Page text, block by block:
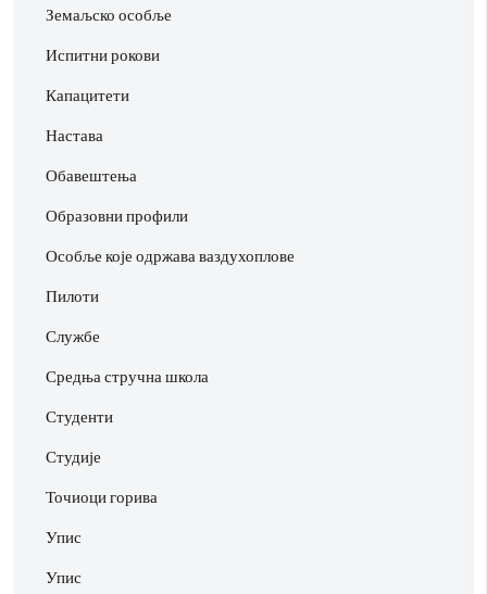
Земаљско особље
Испитни рокови
Капацитети
Настава
Обавештења
Образовни профили
Особље које одржава ваздухоплове
Пилоти
Службе
Средња стручна школа
Студенти
Студије
Точиоци горива
Упис
Упис